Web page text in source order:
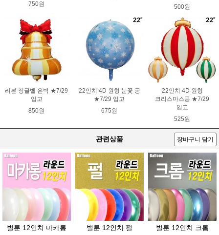
750원
500원
리본 징글벨 은박 ★7/29
입고
850원
22인치 4D 원형 눈꽃 공
★7/29 입고
675원
22인치 4D 원형
크리스마스공 ★7/29
입고
525원
관련상품 장바구니 담기
벌룬 12인치 마카롱
벌룬 12인치 펄
벌룬 12인치 크롬